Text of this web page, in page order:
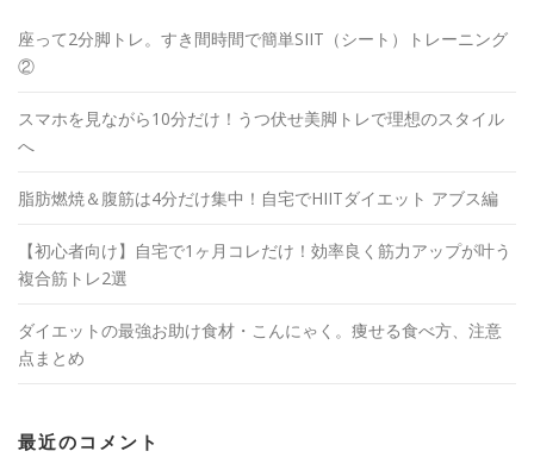
座って2分脚トレ。すき間時間で簡単SIIT（シート）トレーニング
②
スマホを見ながら10分だけ！うつ伏せ美脚トレで理想のスタイル
へ
脂肪燃焼＆腹筋は4分だけ集中！自宅でHIITダイエット アブス編
【初心者向け】自宅で1ヶ月コレだけ！効率良く筋力アップが叶う
複合筋トレ2選
ダイエットの最強お助け食材・こんにゃく。痩せる食べ方、注意
点まとめ
最近のコメント